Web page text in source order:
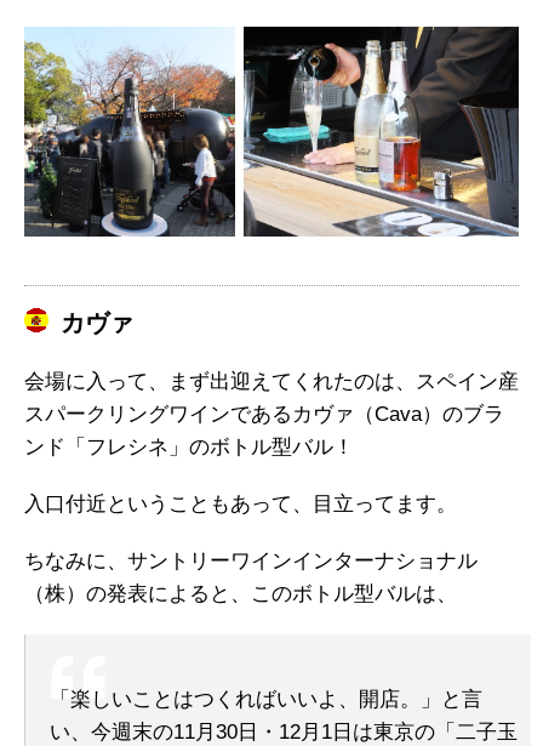
カヴァ
会場に入って、まず出迎えてくれたのは、スペイン産
スパークリングワインであるカヴァ（Cava）のブラ
ンド「フレシネ」のボトル型バル！
入口付近ということもあって、目立ってます。
ちなみに、サントリーワインインターナショナル
（株）の発表によると、このボトル型バルは、
「楽しいことはつくればいいよ、開店。」と言
い、今週末の11月30日・12月1日は東京の「二子玉